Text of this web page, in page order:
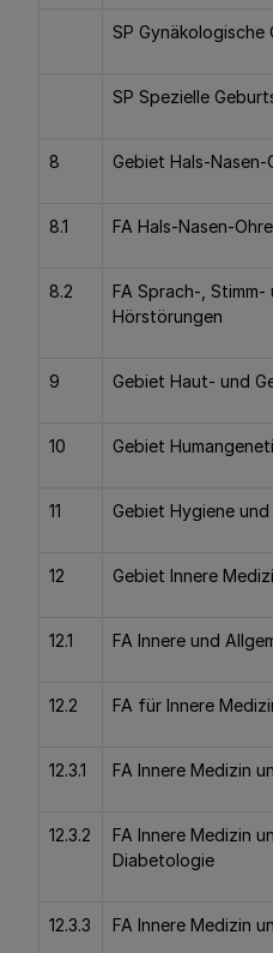
SP Gynäkologische
SP Spezielle
8 Gebiet Hals-Nasen-
8.1 FA Hals-Nasen-
8.2
FA Sprach-, Stimm-
Hörstörungen
9 Gebiet Haut- und
10 Gebiet
11 Gebiet Hygiene
12 Gebiet Innere
12.1 FA Innere und
12.2 FA für Innere
12.3.1 FA Innere Medizin
12.3.2
FA Innere Medizin
Diabetologie
12.3.3 FA Innere Medizin